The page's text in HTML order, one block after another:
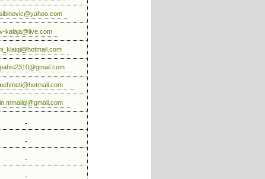
kalaja@live.com